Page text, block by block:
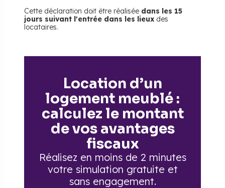
Cette déclaration doit être réalisée dans les 15
jours suivant l'entrée dans les lieux des
locataires.
Location d’un
logement meublé :
calculez le montant
de vos avantages
fiscaux
Réalisez en moins de 2 minutes
votre simulation gratuite et
sans engagement.